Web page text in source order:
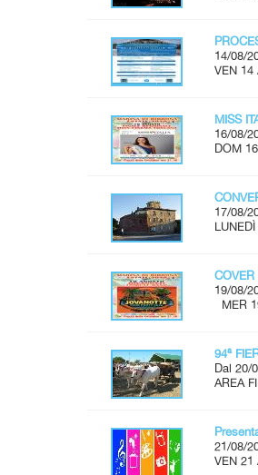
14/08/
VEN 14
MISS
16/08/
DOM
17/08/
COVER
19/08/
MER
94ª
Dal 20/
AREA
21/08/
VEN 21